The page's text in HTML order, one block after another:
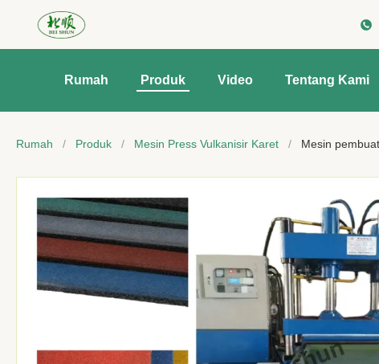
Rumah Produk Video Tentang Kami
Rumah / Produk / Mesin Press Vulkanisir Karet / Mesin